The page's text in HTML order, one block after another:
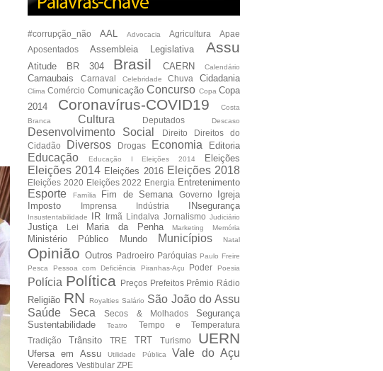
#corrupção_não AAL Advocacia Agricultura
Apae
Aposentados
Assembleia Legislativa Assu
Atitude BR 304 Brasil CAERN Calendário
Carnaubais Carnaval Celebridade Chuva Cidadania
Clima Comércio Comunicação Concurso Copa Copa
2014
Coronavírus-COVID19
Costa
Branca
Cultura Deputados Descaso
Desenvolvimento Social Direito
Direitos do
Cidadão
Diversos Drogas Economia Editoria
Educação Educação I Eleições 2014 Eleições
Eleições 2014 Eleições 2016 Eleições 2018
Eleições 2020 Eleições 2022 Energia Entretenimento
Esporte Família Fim de Semana Governo
Igreja
Imposto
Imprensa Indústria INsegurança
Insustentabilidade IR Irmã Lindalva Jornalismo Judiciário
Justiça Lei Maria da Penha Marketing Memória
Ministério Público Mundo Municípios Natal
Opinião Outros Padroeiro Paróquias Paulo Freire
Pesca
Pessoa com Deficiência Piranhas-Açu Poder Poesia
Polícia Política Preços Prefeitos Prêmio Rádio
Religião RN Royalties Salário São João do Assu
Saúde
Seca Secos & Molhados
Segurança
Sustentabilidade
Teatro
Tempo e Temperatura
Tradição
Trânsito TRE TRT Turismo UERN
Ufersa em Assu Utilidade Pública Vale do Açu
Vereadores Vestibular ZPE